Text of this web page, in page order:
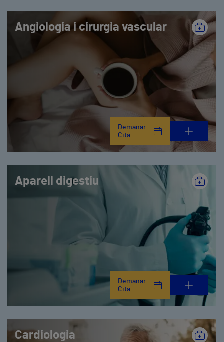
Angiologia i cirurgia vascular
Demanar
Cita
Aparell digestiu
Demanar
Cita
Cardiologia